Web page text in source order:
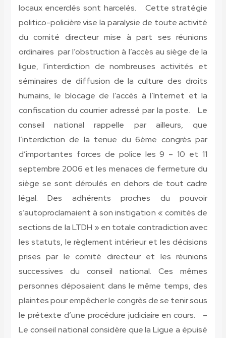
locaux encerclés sont harcelés. Cette stratégie
politico-policière vise la paralysie de toute activité
du comité directeur mise à part ses réunions
ordinaires par l’obstruction à l’accès au siège de la
ligue, l’interdiction de nombreuses activités et
séminaires de diffusion de la culture des droits
humains, le blocage de l’accès à l’Internet et la
confiscation du courrier adressé par la poste. Le
conseil national rappelle par ailleurs, que
l’interdiction de la tenue du 6ème congrès par
d’importantes forces de police les 9 – 10 et 11
septembre 2006 et les menaces de fermeture du
siège se sont déroulés en dehors de tout cadre
légal. Des adhérents proches du pouvoir
s’autoproclamaient à son instigation « comités de
sections de la LTDH » en totale contradiction avec
les statuts, le règlement intérieur et les décisions
prises par le comité directeur et les réunions
successives du conseil national. Ces mêmes
personnes déposaient dans le même temps, des
plaintes pour empêcher le congrès de se tenir sous
le prétexte d’une procédure judiciaire en cours. –
Le conseil national considère que la Ligue a épuisé